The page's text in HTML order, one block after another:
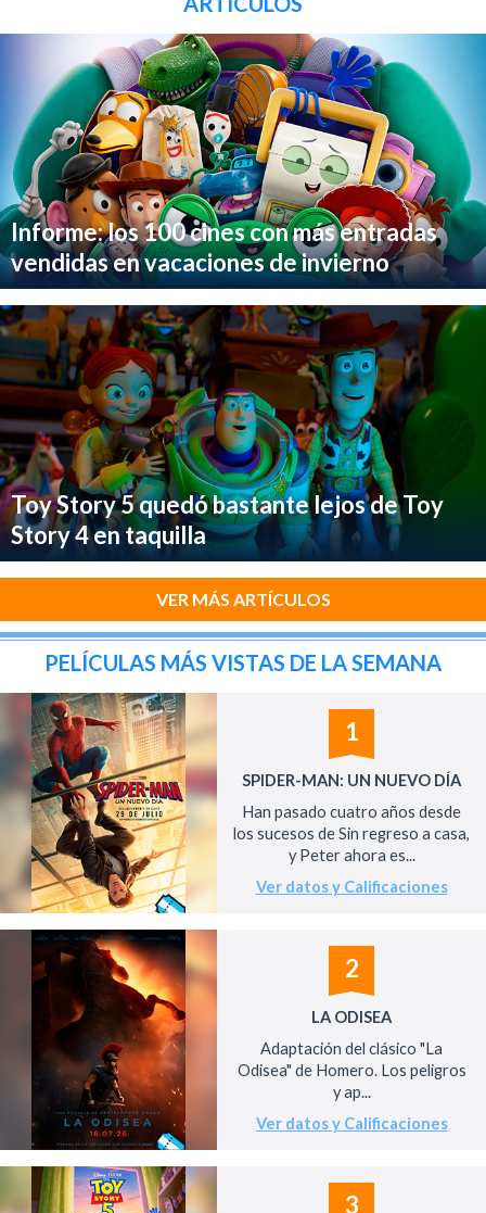
Informe: los 100 cines con más entradas
vendidas en vacaciones de invierno
Toy Story 5 quedó bastante lejos de Toy
Story 4 en taquilla
VER MÁS ARTÍCULOS
PELÍCULAS MÁS VISTAS DE LA SEMANA
1
SPIDER-MAN: UN NUEVO DÍA
Han pasado cuatro años desde
los sucesos de Sin regreso a casa,
y Peter ahora es...
Ver datos y Calificaciones
2
LA ODISEA
Adaptación del clásico "La
Odisea" de Homero. Los peligros
y ap...
Ver datos y Calificaciones
3